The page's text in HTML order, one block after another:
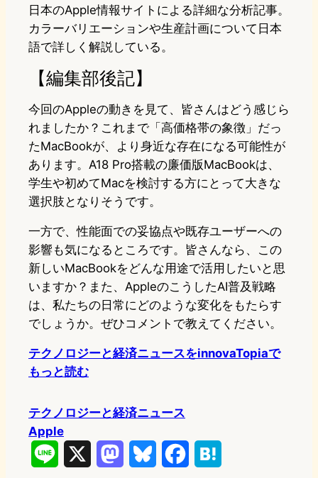
日本のApple情報サイトによる詳細な分析記事。
カラーバリエーションや生産計画について日本
語で詳しく解説している。
【編集部後記】
今回のAppleの動きを見て、皆さんはどう感じら
れましたか？これまで「高価格帯の象徴」だっ
たMacBookが、より身近な存在になる可能性が
あります。A18 Pro搭載の廉価版MacBookは、
学生や初めてMacを検討する方にとって大きな
選択肢となりそうです。
一方で、性能面での妥協点や既存ユーザーへの
影響も気になるところです。皆さんなら、この
新しいMacBookをどんな用途で活用したいと思
いますか？また、AppleのこうしたAI普及戦略
は、私たちの日常にどのような変化をもたらす
でしょうか。ぜひコメントで教えてください。
テクノロジーと経済ニュースをinnovaTopiaで
もっと読む
テクノロジーと経済ニュース
Apple